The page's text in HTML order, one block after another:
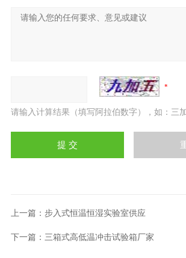
请输入计算结果（填写阿拉伯数字），如：三
上一篇： 步入式恒温恒湿实验室供应
下一篇： 三箱式高低温冲击试验箱厂家